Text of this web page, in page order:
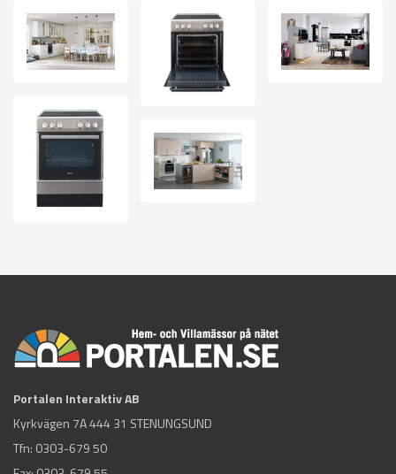
Portalen Interaktiv AB
Kyrkvägen 7A 444 31 STENUNGSUND
Tfn: 0303-679 50